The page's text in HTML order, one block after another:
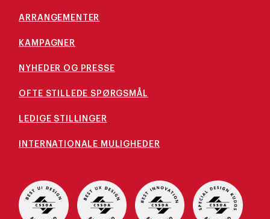
ARRANGEMENTER
KAMPAGNER
NYHEDER OG PRESSE
OFTE STILLEDE SPØRGSMÅL
LEDIGE STILLINGER
INTERNATIONALE MULIGHEDER